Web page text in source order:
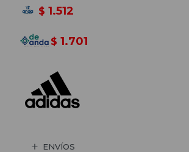
$ 1.512
$ 1.701
ENVÍOS